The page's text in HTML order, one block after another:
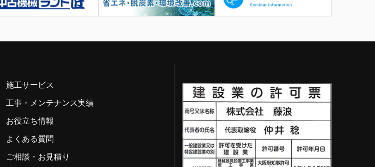
施工サービス
工事・メンテナンス実績
お役立ち情報
よくある質問
ご相談・お見積り